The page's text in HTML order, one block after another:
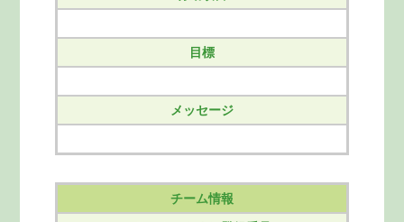
目標
メッセージ
チーム情報